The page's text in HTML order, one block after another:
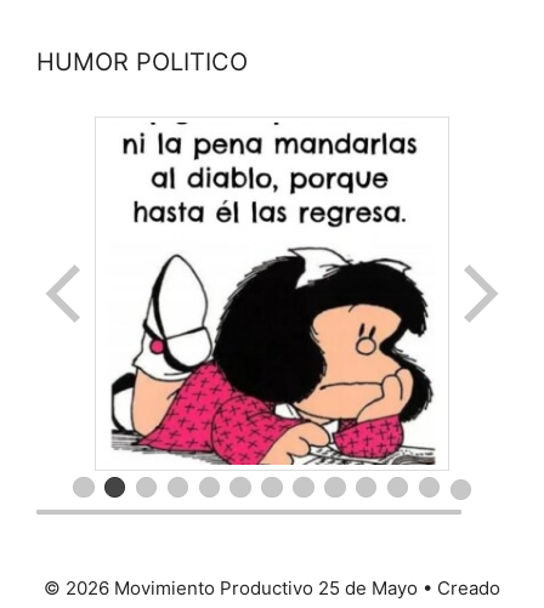
HUMOR POLITICO
© 2026 Movimiento Productivo 25 de Mayo • Creado